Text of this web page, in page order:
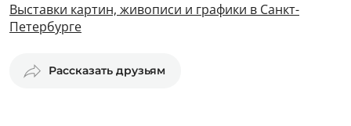
Выставки картин, живописи и графики в Санкт-
Петербурге
Рассказать друзьям